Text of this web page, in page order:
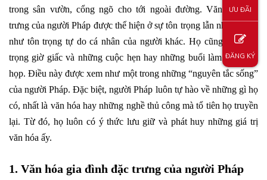
trong sân vườn, cổng ngõ cho tới ngoài đường. Văn hóa đặc
trưng của người Pháp được thể hiện ở sự tôn trọng lẫn nhau, cũng
như tôn trọng tự do cá nhân của người khác. Họ cũng luôn tôn
trọng giờ giấc và những cuộc hẹn hay những buổi làm việc, hội
họp. Điều này được xem như một trong những “nguyên tắc sống”
của người Pháp. Đặc biệt, người Pháp luôn tự hào về những gì họ
có, nhất là văn hóa hay những nghề thủ công mà tổ tiên họ truyền
lại. Từ đó, họ luôn có ý thức lưu giữ và phát huy những giá trị
văn hóa ấy.
1. Văn hóa gia đình đặc trưng của người Pháp
ƯU ĐÃI
ĐĂNG KÝ